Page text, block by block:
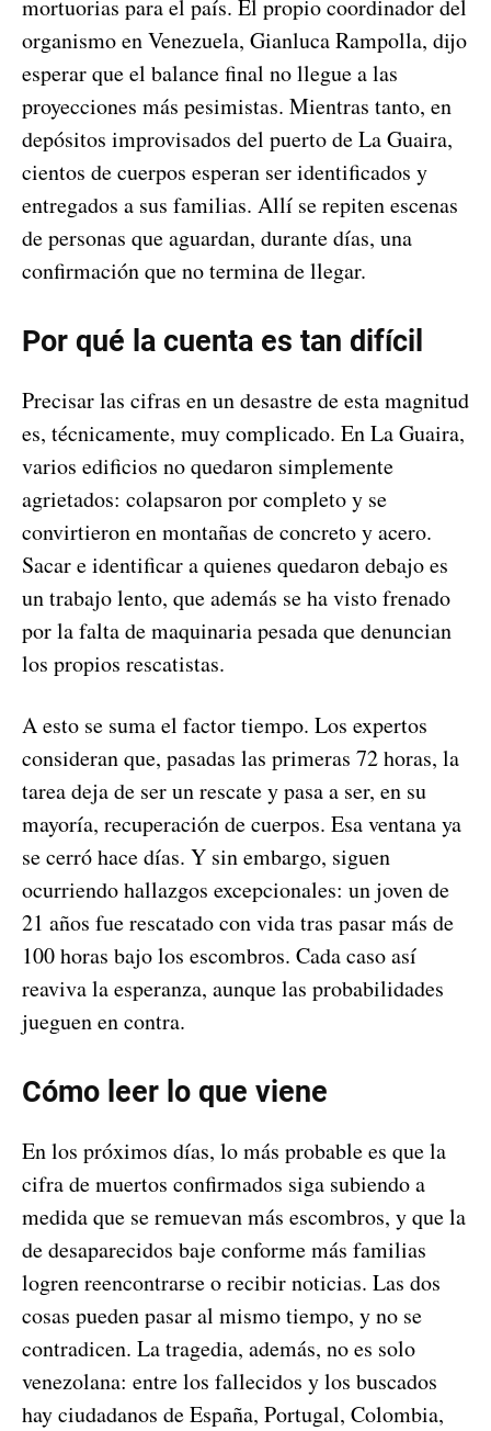
mortuorias para el país. El propio coordinador del
organismo en Venezuela, Gianluca Rampolla, dijo
esperar que el balance final no llegue a las
proyecciones más pesimistas. Mientras tanto, en
depósitos improvisados del puerto de La Guaira,
cientos de cuerpos esperan ser identificados y
entregados a sus familias. Allí se repiten escenas
de personas que aguardan, durante días, una
confirmación que no termina de llegar.
Por qué la cuenta es tan difícil
Precisar las cifras en un desastre de esta magnitud
es, técnicamente, muy complicado. En La Guaira,
varios edificios no quedaron simplemente
agrietados: colapsaron por completo y se
convirtieron en montañas de concreto y acero.
Sacar e identificar a quienes quedaron debajo es
un trabajo lento, que además se ha visto frenado
por la falta de maquinaria pesada que denuncian
los propios rescatistas.
A esto se suma el factor tiempo. Los expertos
consideran que, pasadas las primeras 72 horas, la
tarea deja de ser un rescate y pasa a ser, en su
mayoría, recuperación de cuerpos. Esa ventana ya
se cerró hace días. Y sin embargo, siguen
ocurriendo hallazgos excepcionales: un joven de
21 años fue rescatado con vida tras pasar más de
100 horas bajo los escombros. Cada caso así
reaviva la esperanza, aunque las probabilidades
jueguen en contra.
Cómo leer lo que viene
En los próximos días, lo más probable es que la
cifra de muertos confirmados siga subiendo a
medida que se remuevan más escombros, y que la
de desaparecidos baje conforme más familias
logren reencontrarse o recibir noticias. Las dos
cosas pueden pasar al mismo tiempo, y no se
contradicen. La tragedia, además, no es solo
venezolana: entre los fallecidos y los buscados
hay ciudadanos de España, Portugal, Colombia,